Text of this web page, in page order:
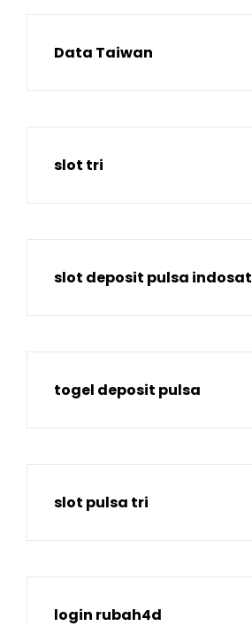
Data Taiwan
slot tri
slot deposit pulsa indosat
togel deposit pulsa
slot pulsa tri
login rubah4d